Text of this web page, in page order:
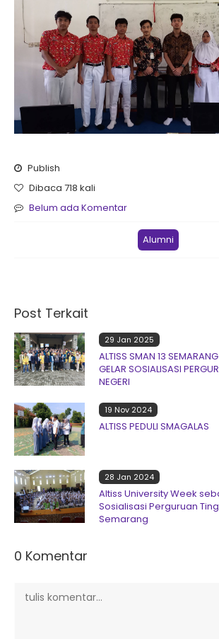
Publish
Dibaca 718 kali
Belum ada Komentar
Alumni
Post Terkait
29 Jan 2025
ALTISS SMAN 13
GELAR SOSIALISASI
NEGERI
19 Nov 2024
ALTISS PEDULI SMAGALAS
28 Jan 2024
Altiss University Week
Sosialisasi Perguruan
Semarang
0 Komentar